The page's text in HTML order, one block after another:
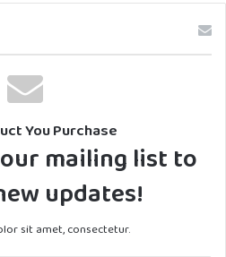
You Purchase
mailing list to
updates!
sit amet, consectetur.